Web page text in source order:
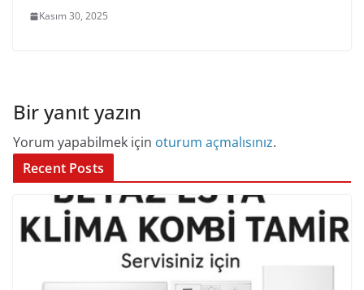
Kasım 30, 2025
Bir yanıt yazın
Yorum yapabilmek için oturum açmalısınız.
Recent Posts